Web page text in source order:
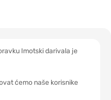
Imotski darivala je
ćemo naše korisnike